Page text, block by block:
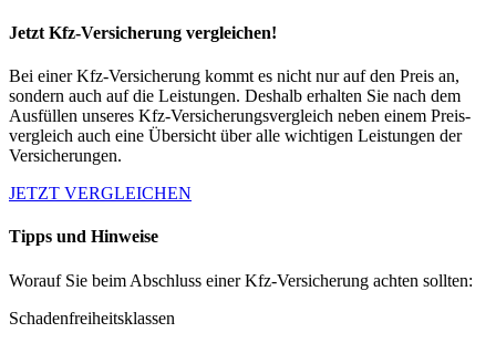
Jetzt Kfz-Versicherung vergleichen!
Bei einer Kfz-Versicherung kommt es nicht nur auf den Preis an,
sondern auch auf die Leistungen. Deshalb erhalten Sie nach dem
Ausfüllen unseres Kfz-Ver­sicherungs­vergleich neben einem Preis­
vergleich auch eine Übersicht über alle wichtigen Leistungen der
Versicherungen.
JETZT VERGLEICHEN
Tipps und Hinweise
Worauf Sie beim Abschluss einer Kfz-Versicherung achten sollten:
Schadenfreiheitsklassen